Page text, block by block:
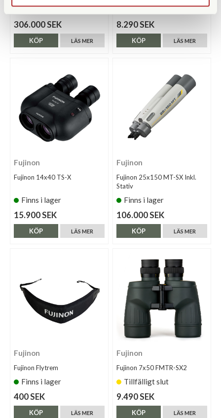
Beställningsvara
306.000 SEK
LÄS MER
KÖP
Finns i lager
8.290 SEK
LÄS MER
KÖP
Fujinon
Fujinon 14x40 TS-X
Finns i lager
15.900 SEK
LÄS MER
KÖP
Fujinon
Fujinon 25x150 MT-SX Inkl.
Stativ
Finns i lager
106.000 SEK
LÄS MER
KÖP
Fujinon
Fujinon Flytrem
Finns i lager
400 SEK
LÄS MER
KÖP
Fujinon
Fujinon 7x50 FMTR-SX2
Tillfälligt slut
9.490 SEK
LÄS MER
KÖP